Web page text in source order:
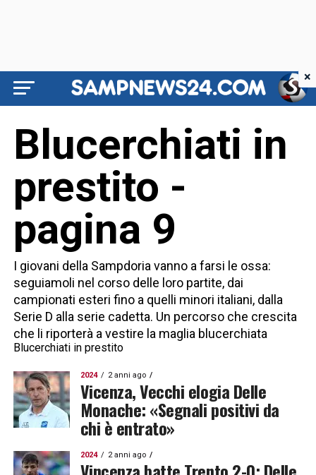
Blucerchiati in
prestito -
pagina 9
I giovani della Sampdoria vanno a farsi le ossa:
seguiamoli nel corso delle loro partite, dai
campionati esteri fino a quelli minori italiani, dalla
Serie D alla serie cadetta. Un percorso che crescita
che li riporterà a vestire la maglia blucerchiata
Blucerchiati in prestito
2024 2 anni ago
Vicenza, Vecchi elogia Delle
Monache: «Segnali positivi da
chi è entrato»
2024 2 anni ago
×